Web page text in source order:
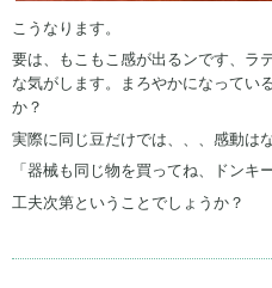
こうなります。
要は、もこもこ感が出るンです、ラ
な気がします。まろやかになってい
か？
実際に同じ豆だけでは、、、感動は
「器械も同じ物を買ってね、ドンキ
工夫次第ということでしょうか？